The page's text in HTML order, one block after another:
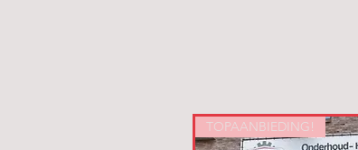
TOPAANBIEDING!